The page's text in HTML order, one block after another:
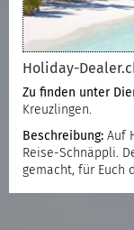
Holiday-
Zu finden unter
Kreuzlingen.
Beschreibung: Auf
Reise-Schnäppli.
gemacht, für Euch